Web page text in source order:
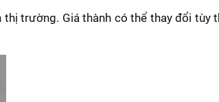
trường. Giá thành có thể thay đổi tùy